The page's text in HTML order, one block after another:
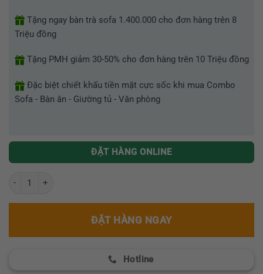
Tặng ngay bàn trà sofa 1.400.000 cho đơn hàng trên 8
Triệu đồng
Tặng PMH giảm 30-50% cho đơn hàng trên 10 Triệu đồng
Đặc biệt chiết khấu tiền mặt cực sốc khi mua Combo
Sofa - Bàn ăn - Giường tủ - Văn phòng
ĐẶT HÀNG ONLINE
ĐẶT HÀNG NGAY
Hotline